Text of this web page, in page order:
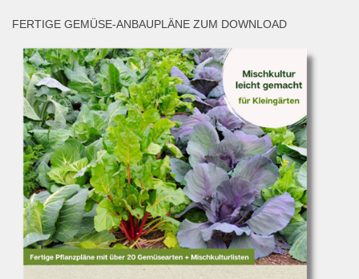
FERTIGE GEMÜSE-ANBAUPLÄNE ZUM DOWNLOAD